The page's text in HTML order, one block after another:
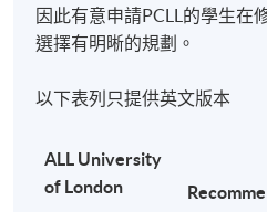
詳情
COML9033
司
法
11 月24
如果你想於2026/27學年
因此有意申請PCLL的學生在
選擇有明晰的規劃。
以下表列只提供英文版本
ALL University
of London